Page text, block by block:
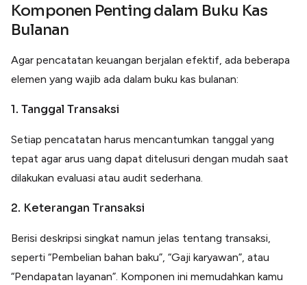
Komponen Penting dalam Buku Kas
Bulanan
Agar pencatatan keuangan berjalan efektif, ada beberapa
elemen yang wajib ada dalam buku kas bulanan:
1. Tanggal Transaksi
Setiap pencatatan harus mencantumkan tanggal yang
tepat agar arus uang dapat ditelusuri dengan mudah saat
dilakukan evaluasi atau audit sederhana.
2. Keterangan Transaksi
Berisi deskripsi singkat namun jelas tentang transaksi,
seperti “Pembelian bahan baku”, “Gaji karyawan”, atau
“Pendapatan layanan”. Komponen ini memudahkan kamu